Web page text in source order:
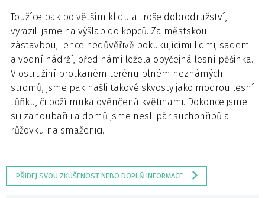
Toužíce pak po větším klidu a troše dobrodružství,
vyrazili jsme na výšlap do kopců. Za městskou
zástavbou, lehce nedůvěřivě pokukujícími lidmi, sadem
a vodní nádrží, před námi ležela obyčejná lesní pěšinka.
V ostružiní protkaném terénu plném neznámých
stromů, jsme pak našli takové skvosty jako modrou lesní
tůňku, či boží muka ověnčená květinami. Dokonce jsme
si i zahoubařili a domů jsme nesli pár suchohřibů a
růžovku na smaženici.
PŘIDEJ SVOU ZKUŠENOST NEBO DOPLŇ INFORMACE